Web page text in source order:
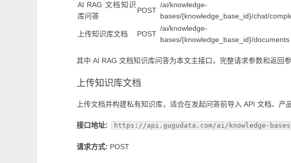
AI RAG 文档知识
库问答
POST
/ai/knowledge-
bases/{knowledge_base_id}/chat/
上传知识库文档 POST
/ai/knowledge-
bases/{knowledge_base_id}/documents
其中 AI RAG 文档知识库问答为本文主接口，完整请求参数和返回
上传知识库文档
上传文档并构建私有知识库，适合在发起问答前导入 API 文档、产
接口地址: https://api.gugudata.com/ai/knowledge-
请求方式: POST